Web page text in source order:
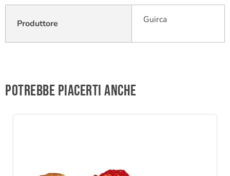
Produttore Guirca
Potrebbe piacerti anche